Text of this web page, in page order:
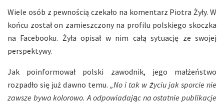
Wiele osób z pewnością czekało na komentarz Piotra Żyły. W
końcu został on zamieszczony na profilu polskiego skoczka
na Facebooku. Żyła opisał w nim całą sytuację ze swojej
perspektywy.
Jak poinformował polski zawodnik, jego małżeństwo
rozpadło się już dawno temu. „No i tak w życiu jak sporcie nie
zawsze bywa kolorowo. A odpowiadając na ostatnie publikacje